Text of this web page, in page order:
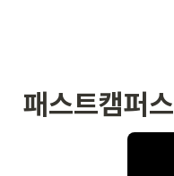
패스트캠퍼스